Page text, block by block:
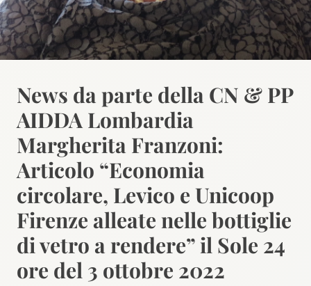
News da parte della CN & PP
AIDDA Lombardia
Margherita Franzoni:
Articolo “Economia
circolare, Levico e Unicoop
Firenze alleate nelle bottiglie
di vetro a rendere” il Sole 24
ore del 3 ottobre 2022